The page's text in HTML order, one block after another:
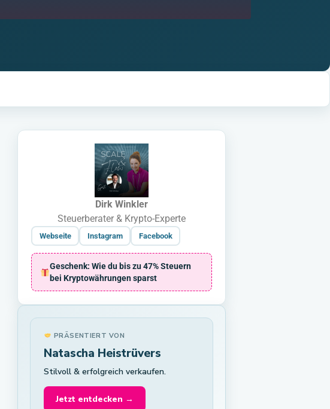
Dirk Winkler
Steuerberater & Krypto-Experte
Webseite Instagram Facebook
Geschenk: Wie du bis zu 47% Steuern
bei Kryptowährungen sparst
PRÄSENTIERT VON
Natascha Heistrüvers
Stilvoll & erfolgreich verkaufen.
Jetzt entdecken →